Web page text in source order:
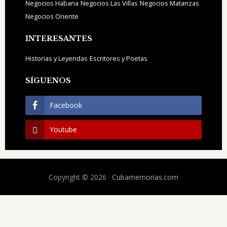
Negocios Habana Negocios Las Villas Negocios Matanzas
Negocios Oriente
INTERESANTES
Historias y Leyendas Escritores y Poetas
SÍGUENOS
Facebook
Youtube
Copyright © 2026 · Cubamemorias.com